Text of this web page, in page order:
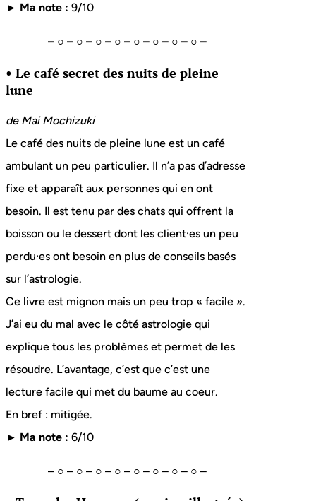
► Ma note : 9/10
– ○ – ○ – ○ – ○ – ○ – ○ – ○ – ○ –
• Le café secret des nuits de pleine
lune
de Mai Mochizuki
Le café des nuits de pleine lune est un café
ambulant un peu particulier. Il n’a pas d’adresse
fixe et apparaît aux personnes qui en ont
besoin. Il est tenu par des chats qui offrent la
boisson ou le dessert dont les client·es un peu
perdu·es ont besoin en plus de conseils basés
sur l’astrologie.
Ce livre est mignon mais un peu trop « facile ».
J’ai eu du mal avec le côté astrologie qui
explique tous les problèmes et permet de les
résoudre. L’avantage, c’est que c’est une
lecture facile qui met du baume au coeur.
En bref : mitigée.
► Ma note : 6/10
– ○ – ○ – ○ – ○ – ○ – ○ – ○ – ○ –